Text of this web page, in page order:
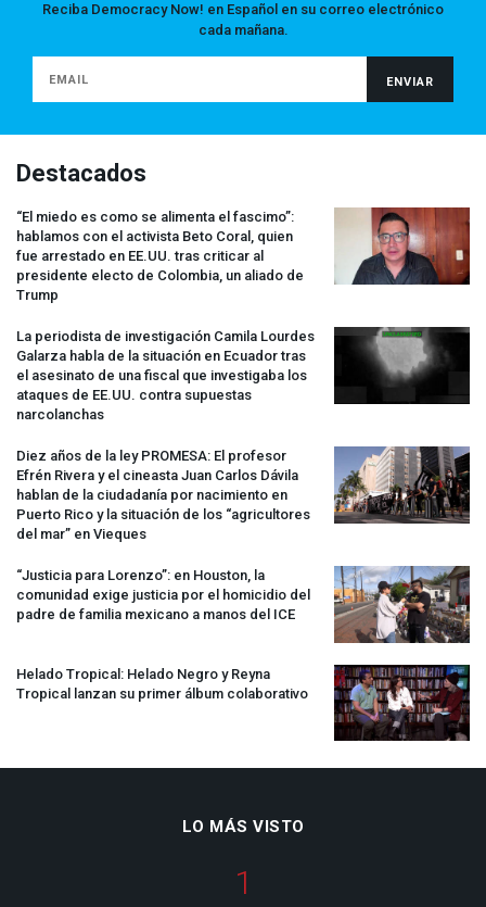
Reciba Democracy Now! en Español en su correo electrónico
cada mañana.
Destacados
“El miedo es como se alimenta el fascimo”:
hablamos con el activista Beto Coral, quien
fue arrestado en EE.UU. tras criticar al
presidente electo de Colombia, un aliado de
Trump
La periodista de investigación Camila Lourdes
Galarza habla de la situación en Ecuador tras
el asesinato de una fiscal que investigaba los
ataques de EE.UU. contra supuestas
narcolanchas
Diez años de la ley PROMESA: El profesor
Efrén Rivera y el cineasta Juan Carlos Dávila
hablan de la ciudadanía por nacimiento en
Puerto Rico y la situación de los “agricultores
del mar” en Vieques
“Justicia para Lorenzo”: en Houston, la
comunidad exige justicia por el homicidio del
padre de familia mexicano a manos del ICE
Helado Tropical: Helado Negro y Reyna
Tropical lanzan su primer álbum colaborativo
LO MÁS VISTO
1